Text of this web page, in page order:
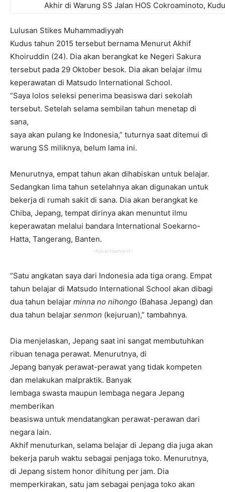
Akhir di Warung SS Jalan HOS Cokroaminoto,
Lulusan Stikes Muhammadiyyah
Kudus tahun 2015 tersebut bernama Menurut Akhif
Khoiruddin (24). Dia akan berangkat ke Negeri Sakura
tersebut pada 29 Oktober besok. Dia akan belajar ilmu
keperawatan di Matsudo International School.
“Saya lolos seleksi penerima beasiswa dari sekolah
tersebut. Setelah selama sembilan tahun menetap di
sana,
saya akan pulang ke Indonesia,” tuturnya saat ditemui di
warung SS miliknya, belum lama ini.
Menurutnya, empat tahun akan dihabiskan untuk belajar.
Sedangkan lima tahun setelahnya akan digunakan untuk
bekerja di rumah sakit di sana. Dia akan berangkat ke
Chiba, Jepang, tempat dirinya akan menuntut ilmu
keperawatan melalui bandara International Soekarno-
Hatta, Tangerang, Banten.
-Advertisement-
“Satu angkatan saya dari Indonesia ada tiga orang. Empat
tahun belajar di Matsudo International School akan dibagi
dua tahun belajar minna no nihongo (Bahasa Jepang) dan
dua tahun belajar senmon (kejuruan),” tambahnya.
Dia menjelaskan, Jepang saat ini sangat membutuhkan
ribuan tenaga perawat. Menurutnya, di
Jepang banyak perawat-perawat yang tidak kompeten
dan melakukan malpraktik. Banyak
lembaga swasta maupun lembaga negara Jepang
memberikan
beasiswa untuk mendatangkan perawat-perawan dari
negara lain.
Akhif menuturkan, selama belajar di Jepang dia juga akan
bekerja paruh waktu sebagai penjaga toko. Menurutnya,
di Jepang sistem honor dihitung per jam. Dia
memperkirakan, satu jam sebagai penjaga toko akan